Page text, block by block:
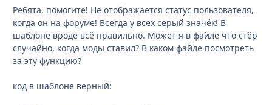
Ребята, помогите! Не отображается статус пользователя,
когда он на форуме! Всегда у всех серый значёк! В
шаблоне вроде всё правильно. Может я в файле что стёр
случайно, когда моды ставил? В каком файле посмотреть
за эту функцию?
код в шаблоне верный: